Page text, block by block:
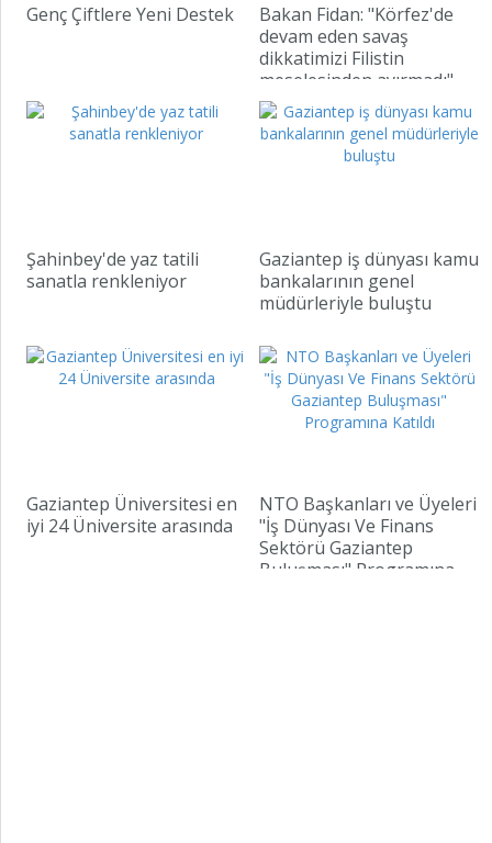
Genç Çiftlere Yeni Destek
Bakan Fidan: "Körfez'de
devam eden savaş
dikkatimizi Filistin
meselesinden ayırmadı"
Şahinbey'de yaz tatili
sanatla renkleniyor
Gaziantep iş dünyası kamu
bankalarının genel
müdürleriyle buluştu
Gaziantep Üniversitesi en
iyi 24 Üniversite arasında
NTO Başkanları ve Üyeleri
"İş Dünyası Ve Finans
Sektörü Gaziantep
Buluşması" Programına